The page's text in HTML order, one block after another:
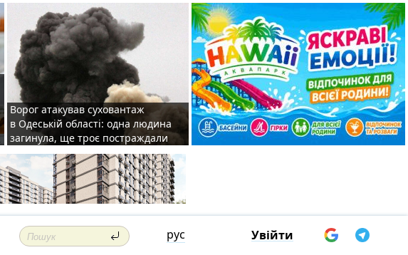
Ворог атакував суховантаж
в Одеській області: одна людина
загинула, ще троє постраждали
рус Увійти